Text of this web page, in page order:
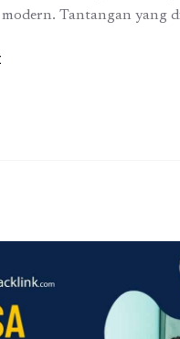
Tantangan yang
keamanan, dan